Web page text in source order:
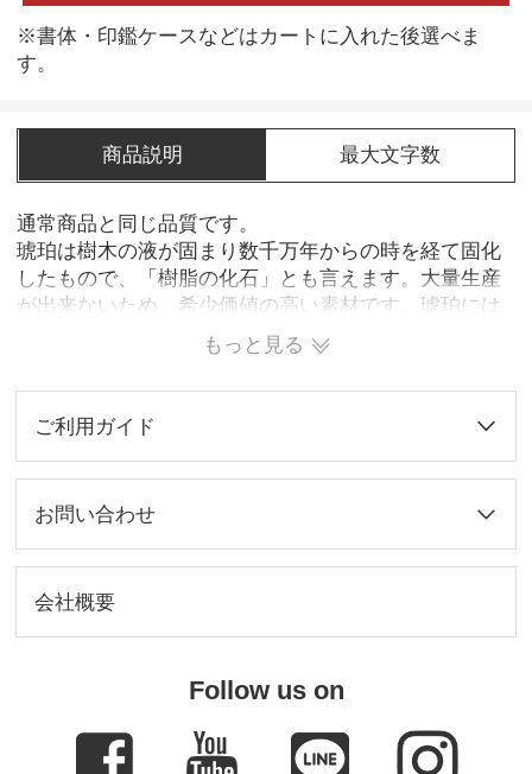
※書体・印鑑ケースなどはカートに入れた後選べま
す。
商品説明 最大文字数
通常商品と同じ品質です。
琥珀は樹木の液が固まり数千万年からの時を経て固化
したもので、「樹脂の化石」とも言えます。大量生産
が出来ないため、希少価値の高い素材です。琥珀には
金運、仕事運、健康運を高めるパワーがあると言われ
ています。この印鑑を使うことによって、ご自分の運
気上昇、体調アップに繋がることでしょう。琥珀の透
明感のある色合いと、独特の模様がとても綺麗です。
※弊社の琥珀印鑑では、人工樹脂を合成したものにな
もっと見る
ご利用ガイド
お問い合わせ
会社概要
Follow us on